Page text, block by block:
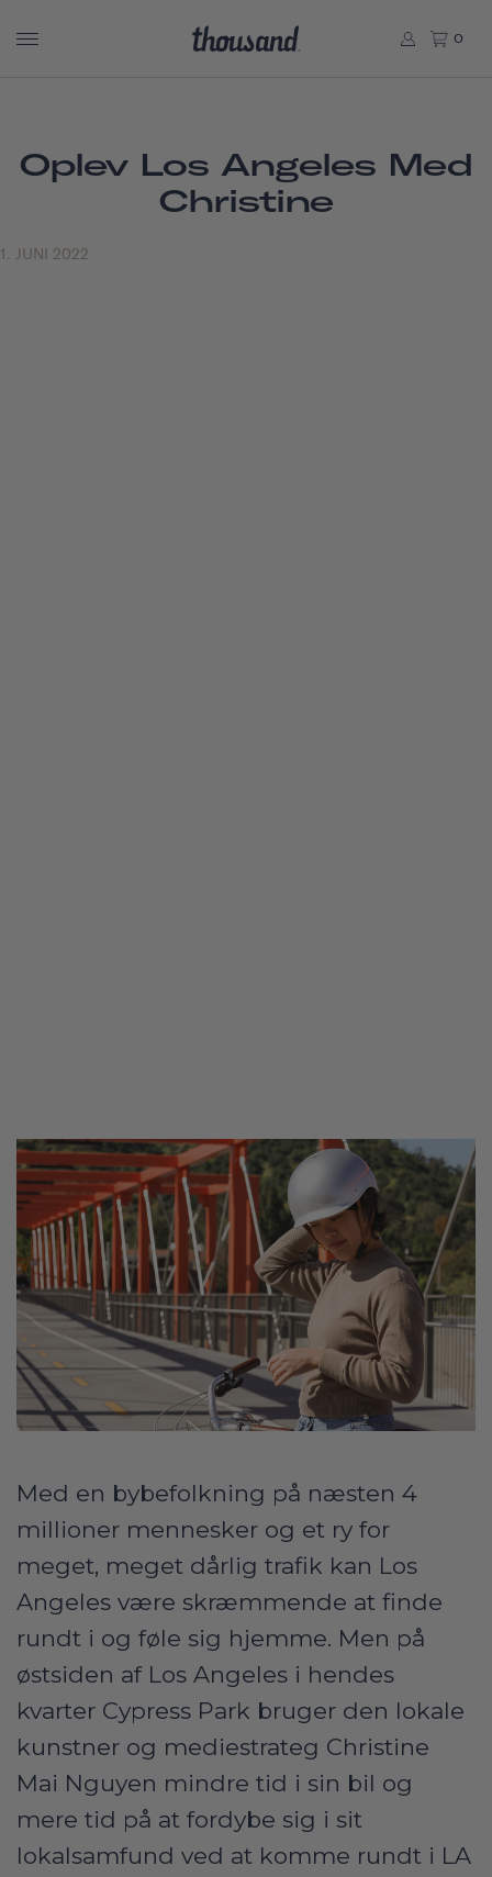
0
Oplev Los Angeles Med
Christine
1. JUNI 2022
Med en bybefolkning på næsten 4
millioner mennesker og et ry for
meget, meget dårlig trafik kan Los
Angeles være skræmmende at finde
rundt i og føle sig hjemme. Men på
østsiden af Los Angeles i hendes
kvarter Cypress Park bruger den lokale
kunstner og mediestrateg Christine
Mai Nguyen mindre tid i sin bil og
mere tid på at fordybe sig i sit
lokalsamfund ved at komme rundt i LA